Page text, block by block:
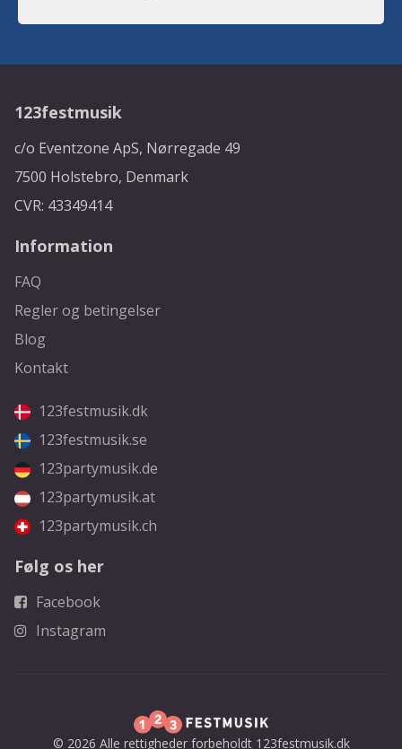
123festmusik
c/o Eventzone ApS, Nørregade 49
7500 Holstebro, Denmark
CVR: 43349414
Information
FAQ
Regler og betingelser
Blog
Kontakt
123festmusik.dk
123festmusik.se
123partymusik.de
123partymusik.at
123partymusik.ch
Følg os her
Facebook
Instagram
© 2026 Alle rettigheder forbeholdt 123festmusik.dk